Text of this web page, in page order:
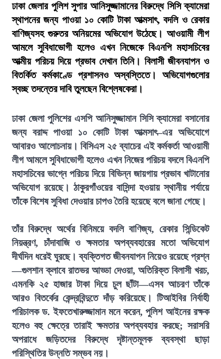
ঢাকা জেলার পুলিশ সুপার আনিসুজ্জামানের বিরুদ্ধে সিসি ক্যামেরা
স্থাপনের জন্য পাওয়া ১০ কোটি টাকা আত্মসাৎ, বদলি ও রেকার
বাণিজ্যসহ গুরুতর অনিয়মের অভিযোগ উঠেছে। আওয়ামী লীগ
আমলে সুবিধাভোগী হলেও এখন নিজেকে বিএনপি মহাসচিবের
আত্মীয় পরিচয় দিয়ে প্রভাব দেখান তিনি। বিলাসী জীবনযাপন ও
বিতর্কিত কর্মকাণ্ডে প্রশাসনও অস্বস্তিতে। অভিযোগগুলোর
স্বচ্ছ তদন্তের দাবি তুলছেন বিশ্লেষকেরা।
ঢাকা জেলা পুলিশের এসপি আনিসুজ্জামান সিসি ক্যামেরা বসানোর
জন্য বরাদ্দ পাওয়া ১০ কোটি টাকা আত্মসাৎ–এর অভিযোগে
আবারও আলোচনায়। বিসিএস ২৫ ব্যাচের এই কর্মকর্তা আওয়ামী
লীগ আমলে সুবিধাভোগী হলেও এখন নিজের পরিচয় বদলে বিএনপি
মহাসচিবের ভাগ্নে পরিচয় দিয়ে বিভিন্ন জায়গায় প্রভাব খাটানোর
অভিযোগ রয়েছে। ঠাকুরগাঁওয়ের বাসিন্দা হওয়ায় স্থানীয় পর্যায়ে
তাঁকে বিশেষ সুবিধা দেওয়ার চাপও তৈরি হয়েছে বলে জানা গেছে।
তাঁর বিরুদ্ধে অর্থের বিনিময়ে বদলি বাণিজ্য, রেকার সিন্ডিকেট
নিয়ন্ত্রণ, চাঁদাবাজি ও ক্ষমতার অপব্যবহারের মতো অভিযোগ
দীর্ঘদিন ধরেই ঘুরছে। ব্যক্তিগত জীবনযাপন নিয়েও রয়েছে প্রশ্ন
—গুলশান ক্লাবে রাতভর আড্ডা দেওয়া, অতিরিক্ত বিলাসী খরচ,
এমনকি ২৫ হাজার টাকা দিয়ে চুল ছাঁটা—এসব আচরণ তাঁকে
আরও বিতর্কের কেন্দ্রবিন্দুতে দাঁড় করিয়েছে। টিআইবির নির্বাহী
পরিচালক ড. ইফতেখারুজ্জামান মনে করেন, পুলিশ আইনের রক্ষক
হলেও বহু ক্ষেত্রে তারাই ক্ষমতার অপব্যবহার করছে; সরাসরি
অপরাধে জড়িতদের বিরুদ্ধে দৃষ্টান্তমূলক ব্যবস্থা ছাড়া
পরিস্থিতির উন্নতি সম্ভব নয়।